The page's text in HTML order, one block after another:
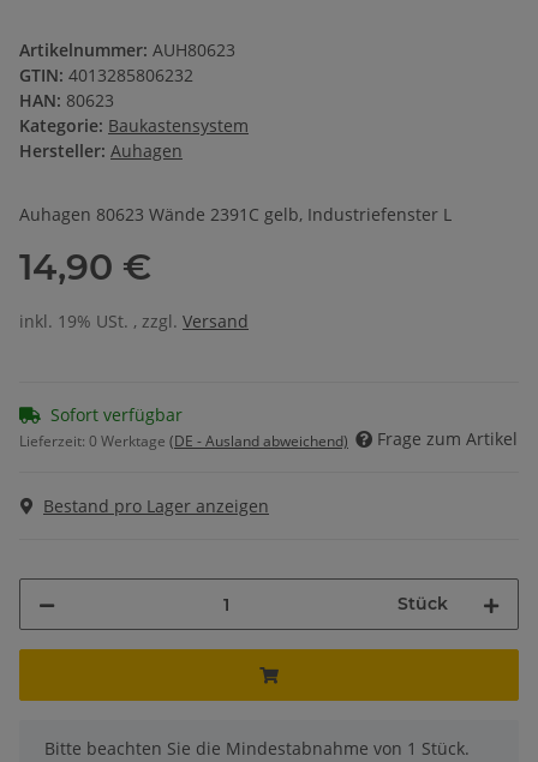
Artikelnummer: AUH80623
GTIN: 4013285806232
HAN: 80623
Kategorie: Baukastensystem
Hersteller: Auhagen
Auhagen 80623 Wände 2391C gelb, Industriefenster L
14,90 €
inkl. 19% USt. , zzgl. Versand
Sofort verfügbar
Lieferzeit: 0 Werktage (DE - Ausland abweichend) Frage zum Artikel
Bestand pro Lager anzeigen
Stück
x
Bitte beachten Sie die Mindestabnahme von 1 Stück.